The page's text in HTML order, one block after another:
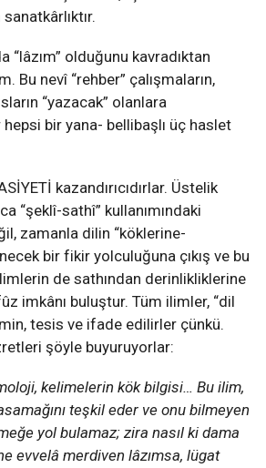
“lâzım” olduğunu kavradıktan
Bu nevî “rehber” çalışmaların,
“yazacak” olanlara
hepsi bir yana- bellibaşlı üç haslet
kazandırıcıdırlar. Üstelik
“şeklî-sathî” kullanımındaki
zamanla dilin “köklerine-
bir fikir yolculuğuna çıkış ve bu
de sathından derinlikliklerine
imkânı buluştur. Tüm ilimler, “dil
tesis ve ifade edilirler çünkü.
şöyle buyuruyorlar:
kelimelerin kök bilgisi… Bu ilim,
teşkil eder ve onu bilmeyen
yol bulamaz; zira nasıl ki dama
evvelâ merdiven lâzımsa, lügat